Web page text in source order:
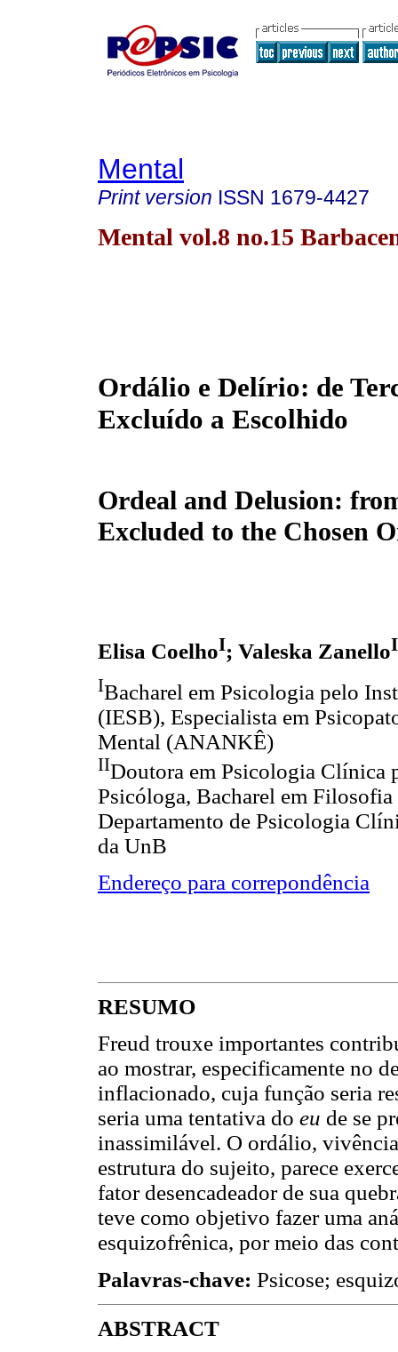
Mental
Print version ISSN 1679-4427
Mental vol.8 no.15
Ordálio e Delírio: de
Excluído a Escolhido
Ordeal and Delusion:
Excluded to the Chosen
Elisa CoelhoI; Valeska Zanello
IBacharel em Psicologia pelo
(IESB), Especialista em
Mental (ANANKÊ)
IIDoutora em Psicologia Clínica
Psicóloga, Bacharel em
Departamento de Psicologia
da UnB
Endereço para correpondência
RESUMO
Freud trouxe importantes
ao mostrar, especificamente no
inflacionado, cuja função seria
seria uma tentativa do eu de se
inassimilável. O ordálio,
estrutura do sujeito, parece
fator desencadeador de sua
teve como objetivo fazer uma
esquizofrênica, por meio das
Palavras-chave: Psicose;
ABSTRACT